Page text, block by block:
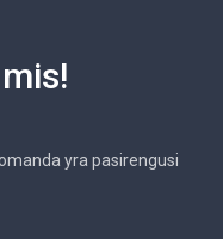
yra pasirengusi